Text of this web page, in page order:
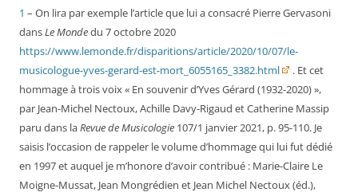
1 – On lira par exemple l’article que lui a consacré Pierre Gervasoni
dansLe Mondedu 7 octobre 2020
https://www.lemonde.fr/disparitions/article/2020/10/07/le-
musicologue-yves-gerard-est-mort_6055165_3382.html
. Et cet
hommage à trois voix « En souvenir d’Yves Gérard (1932-2020) »,
par Jean-Michel Nectoux, Achille Davy-Rigaud et Catherine Massip
paru dans laRevue de Musicologie 107/1 janvier 2021, p. 95-110. Je
saisis l’occasion de rappeler le volume d’hommage qui lui fut dédié
en 1997 et auquel je m’honore d’avoir contribué : Marie-Claire Le
Moigne-Mussat, Jean Mongrédien et Jean Michel Nectoux (éd.),